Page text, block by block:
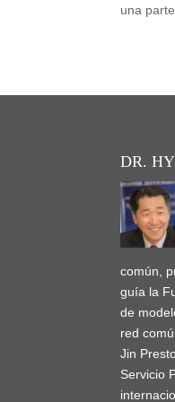
una
DR.
común,
guía la
de
red
Jin
Servicio